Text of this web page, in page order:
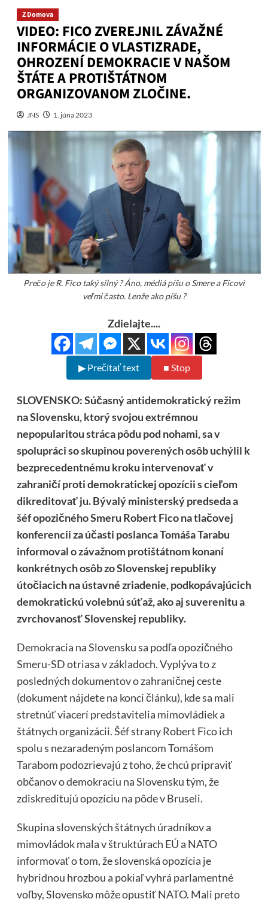
Z Domova
VIDEO: FICO ZVEREJNIL ZÁVAŽNÉ
INFORMÁCIE O VLASTIZRADE,
OHROZENÍ DEMOKRACIE V NAŠOM
ŠTÁTE A PROTIŠTÁTNOM
ORGANIZOVANOM ZLOČINE.
JNS 1. júna 2023
Prečo je R. Fico taký silný ? Áno, médiá píšu o Smere a Ficovi
veľmi často. Lenže ako píšu ?
Zdielajte....
▶ Prečítať text ■ Stop
SLOVENSKO: Súčasný antidemokratický režim
na Slovensku, ktorý svojou extrémnou
nepopularitou stráca pôdu pod nohami, sa v
spolupráci so skupinou poverených osôb uchýlil k
bezprecedentnému kroku intervenovať v
zahraničí proti demokratickej opozícii s cieľom
dikreditovať ju. Bývalý ministerský predseda a
šéf opozičného Smeru Robert Fico na tlačovej
konferencii za účasti poslanca Tomáša Tarabu
informoval o závažnom protištátnom konaní
konkrétnych osôb zo Slovenskej republiky
útočiacich na ústavné zriadenie, podkopávajúcich
demokratickú volebnú súťaž, ako aj suverenitu a
zvrchovanosť Slovenskej republiky.
Demokracia na Slovensku sa podľa opozičného
Smeru-SD otriasa v základoch. Vyplýva to z
posledných dokumentov o zahraničnej ceste
(dokument nájdete na konci článku), kde sa mali
stretnúť viacerí predstavitelia mimovládiek a
štátnych organizácii. Šéf strany Robert Fico ich
spolu s nezaradeným poslancom Tomášom
Tarabom podozrievajú z toho, že chcú pripraviť
občanov o demokraciu na Slovensku tým, že
zdiskreditujú opozíciu na pôde v Bruseli.
Skupina slovenských štátnych úradníkov a
mimovládok mala v štruktúrach EÚ a NATO
informovať o tom, že slovenská opozícia je
hybridnou hrozbou a pokiaľ vyhrá parlamentné
voľby, Slovensko môže opustiť NATO. Mali preto